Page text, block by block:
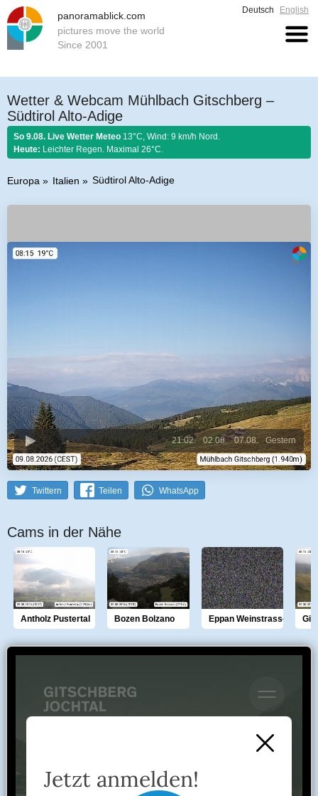
panoramablick.com
pictures move the world
Since 2001
Deutsch English
Wetter & Webcam Mühlbach Gitschberg –
Südtirol Alto-Adige
So 9.08. Live Wetter Meteo 13°C, Wind: 9 km/h Nord.
Heute: Leichter Regen. Maximal 26°C.
Europa Italien Südtirol Alto-Adige
Gestern
07.08.
02.08.
21.02.
Twittern Teilen WhatsApp
Cams in der Nähe
Antholz Pustertal Bozen Bolzano Eppan Weinstrasse